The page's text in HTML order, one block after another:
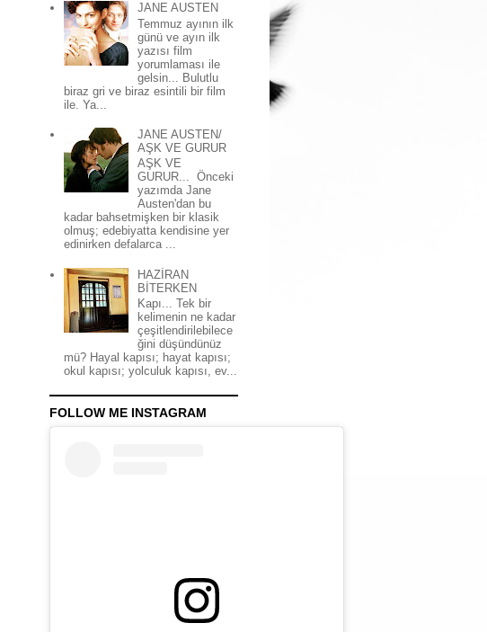
JANE AUSTEN
Temmuz ayının ilk
günü ve ayın ilk
yazısı film
yorumlaması ile
gelsin... Bulutlu
biraz gri ve biraz esintili bir film
ile. Ya...
JANE AUSTEN/
AŞK VE GURUR
AŞK VE
GURUR... Önceki
yazımda Jane
Austen'dan bu
kadar bahsetmişken bir klasik
olmuş; edebiyatta kendisine yer
edinirken defalarca ...
HAZİRAN
BİTERKEN
Kapı... Tek bir
kelimenin ne kadar
çeşitlendirilebilece
ğini düşündünüz
mü? Hayal kapısı; hayat kapısı;
okul kapısı; yolculuk kapısı, ev...
FOLLOW ME INSTAGRAM